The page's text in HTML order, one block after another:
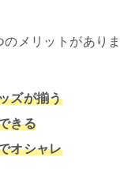
メリットがありま
ズが揃う
きる
オシャレ